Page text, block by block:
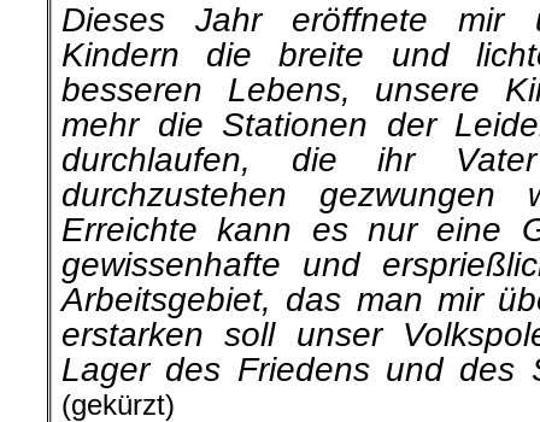
Dieses Jahr eröffnete mir
Kindern die breite und
besseren Lebens, unsere
mehr die Stationen der
durchlaufen, die ihr
durchzustehen
Erreichte kann es nur eine
gewissenhafte und
Arbeitsgebiet, das man mir
erstarken soll unser
Lager des Friedens und des
(gekürzt)